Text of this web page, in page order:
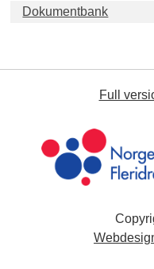
Dokumentbank
Full